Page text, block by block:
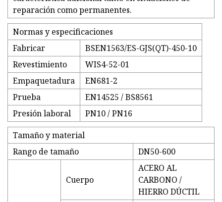
reparación como permanentes.
Normas y especificaciones
Fabricar
BSEN1563/ES-GJS(QT)-450-10
Revestimiento
WIS4-52-01
Empaquetadura
EN681-2
Prueba
EN14525 / BS8561
Presión laboral
PN10 / PN16
Tamaño y material
Rango de tamaño
DN50-600
Cuerpo
ACERO AL
CARBONO /
HIERRO DÚCTIL